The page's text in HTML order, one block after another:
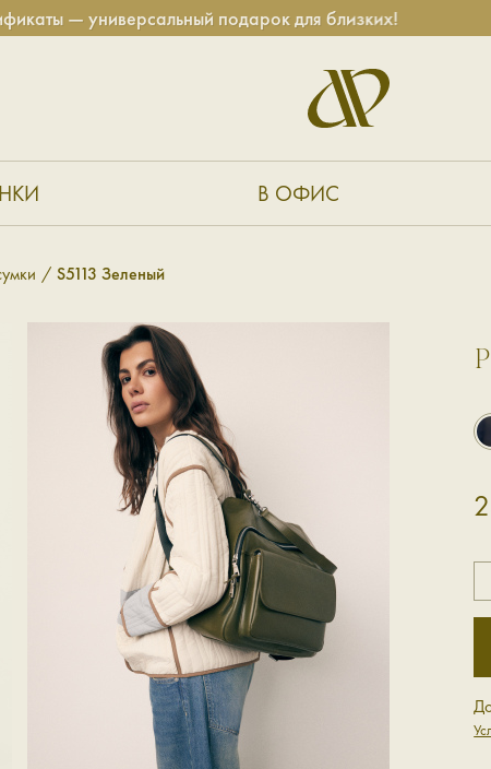
универсальный подарок для близких!
В ОФИС
S5113 Зеленый